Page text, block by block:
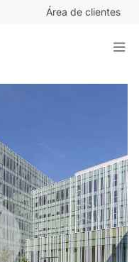
Área de clientes
Campus – 22 @ -